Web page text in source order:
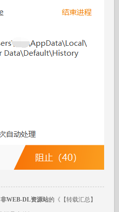
非WEB-DL资源站的 《【转载汇总】